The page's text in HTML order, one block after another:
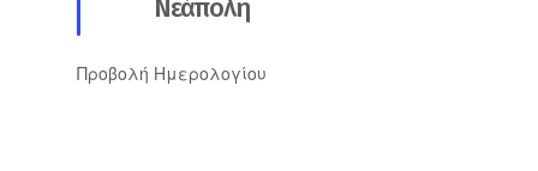
Νεάπολη
Προβολή Ημερολογίου